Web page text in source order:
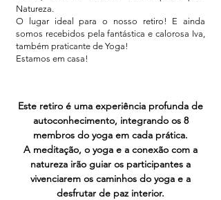
Natureza.
O lugar ideal para o nosso retiro! E ainda
somos recebidos pela fantástica e calorosa Iva,
também praticante de Yoga!
Estamos em casa!
Este retiro é uma experiência profunda de
autoconhecimento, integrando os 8
membros do yoga em cada prática.
A meditação, o yoga e a conexão com a
natureza irão guiar os participantes a
vivenciarem os caminhos do yoga e a
desfrutar de paz interior.